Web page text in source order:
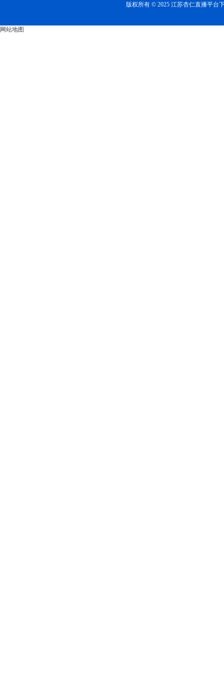
版权所有 © 2025 江苏杏仁直播平台
网站地图